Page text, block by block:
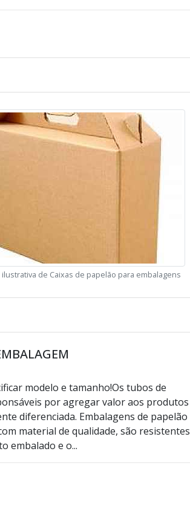
ilustrativa de Caixas de papelão para embalagens
modelo e tamanho!Os tubos de
por agregar valor aos produtos
diferenciada. Embalagens de papelão
material de qualidade, são resistentes
embalado e o...